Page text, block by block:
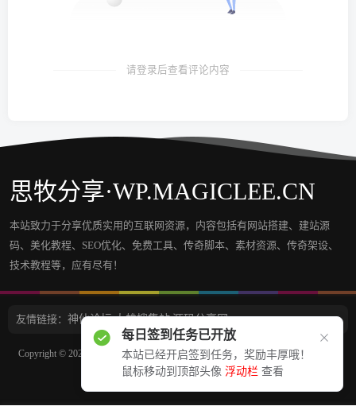
请登录后查看评论内容
思牧分享·WP.MAGICLEE.CN
本站致力于分享优质实用的互联网资源，内容包括有网站搭建、建站源
码、美化教程、SEO优化、免费工具、传奇脚本、素材资源、传奇架设、
技术教程等，应有尽有！
友情链接： 神仙论坛 大雄搜集站 源码分享网
Copyright © 2022 - 2023 思牧分享 Wp.Magiclee.CnAll Rights Reserved.
16045533号-1・京ICP备16045533号-1
每日签到任务已开放
本站已经开启签到任务，奖励丰厚哦！
鼠标移动到顶部头像 浮动栏 查看